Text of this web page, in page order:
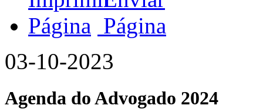
03-10-2023
Agenda do Advogado 2024